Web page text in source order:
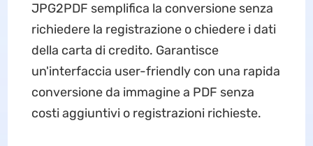
JPG2PDF semplifica la conversione senza
richiedere la registrazione o chiedere i dati
della carta di credito. Garantisce
un'interfaccia user-friendly con una rapida
conversione da immagine a PDF senza
costi aggiuntivi o registrazioni richieste.